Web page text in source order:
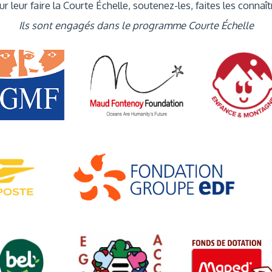
leur faire la Courte Échelle, soutenez-les, faites les
Ils sont engagés dans le programme Courte Échelle